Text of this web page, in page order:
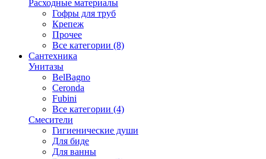
Расходные материалы
Гофры для труб
Крепеж
Прочее
Все категории (8)
Сантехника
Унитазы
BelBagno
Ceronda
Fubini
Все категории (4)
Смесители
Гигиенические души
Для биде
Для ванны